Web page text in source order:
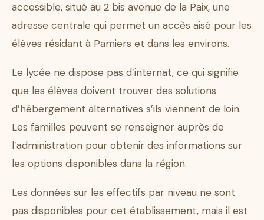
accessible, situé au 2 bis avenue de la Paix, une
adresse centrale qui permet un accès aisé pour les
élèves résidant à Pamiers et dans les environs.
Le lycée ne dispose pas d’internat, ce qui signifie
que les élèves doivent trouver des solutions
d’hébergement alternatives s’ils viennent de loin.
Les familles peuvent se renseigner auprès de
l’administration pour obtenir des informations sur
les options disponibles dans la région.
Les données sur les effectifs par niveau ne sont
pas disponibles pour cet établissement, mais il est